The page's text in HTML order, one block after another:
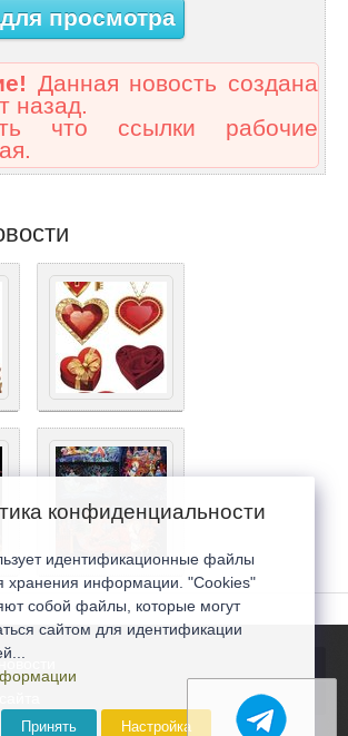
просмотра
Данная новость создана
назад.
что ссылки рабочие
конфиденциальности
идентификационные файлы
хранения информации. "Cookies"
собой файлы, которые могут
сайтом для идентификации
Принять Настройка